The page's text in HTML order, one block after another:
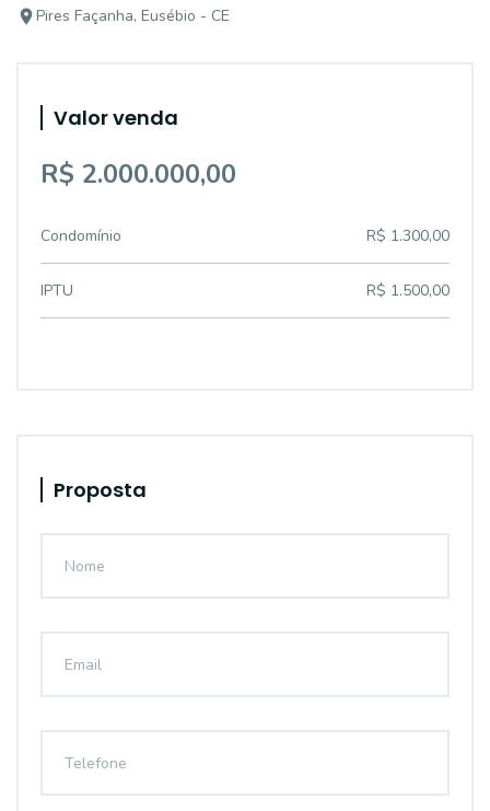
Pires Façanha, Eusébio - CE
Valor venda
R$ 2.000.000,00
Condomínio R$ 1.300,00
IPTU R$ 1.500,00
Proposta